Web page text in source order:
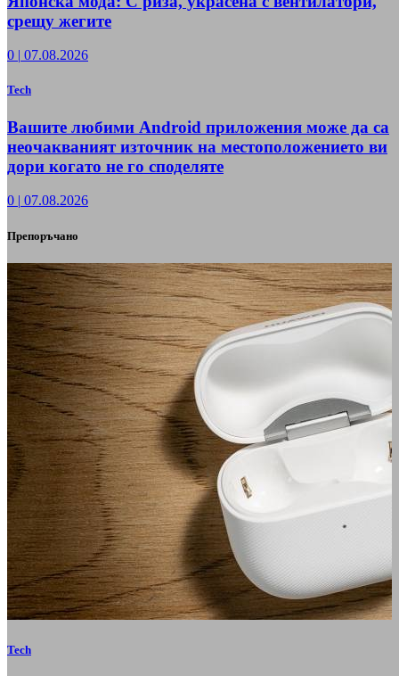
срещу жегите
0 | 07.08.2026
Tech
Вашите любими Android приложения може да са
неочакваният източник на местоположението ви
дори когато не го споделяте
0 | 07.08.2026
Препоръчано
Tech